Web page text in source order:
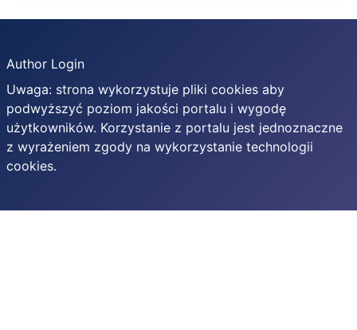
Author Login
Uwaga: strona wykorzystuje pliki cookies aby
podwyższyć poziom jakości portalu i wygodę
użytkowników. Korzystanie z portalu jest jednoznaczne
z wyrażeniem zgody na wykorzystanie technologii
cookies.